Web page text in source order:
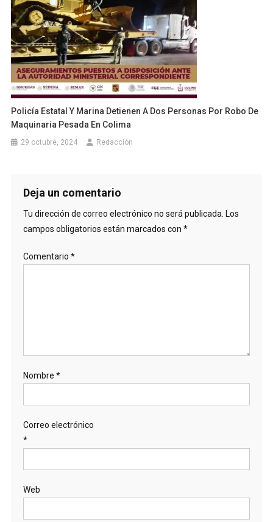
Policía Estatal Y Marina Detienen A Dos Personas Por Robo De
Maquinaria Pesada En Colima
29 octubre, 2024 Redacción
Deja un comentario
Tu dirección de correo electrónico no será publicada. Los
campos obligatorios están marcados con *
Comentario *
Nombre *
Correo electrónico
*
Web